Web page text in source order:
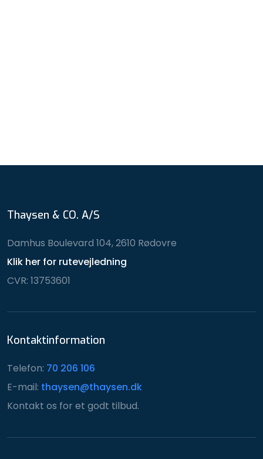
Thaysen & CO. A/S
Damhus Boulevard 104, 2610 Rødovre
Klik her for rutevejledning
CVR: 13753601
Kontaktinformation
Telefon: 70 206 106
E-mail: thaysen@thaysen.dk​
Kontakt os for et godt tilbud.